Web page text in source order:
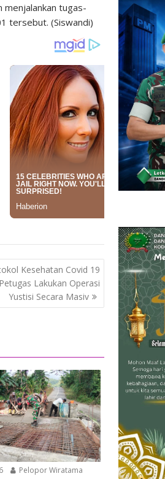
menjalankan tugas-
tersebut. (Siswandi)
Kesehatan Covid 19
Lakukan Operasi
Yustisi Secara Masiv
Pelopor Wiratama